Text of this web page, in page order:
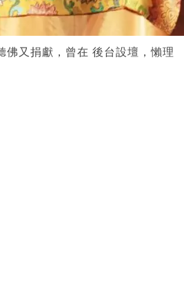
佛又捐獻，曾在 後台設壇，懶理